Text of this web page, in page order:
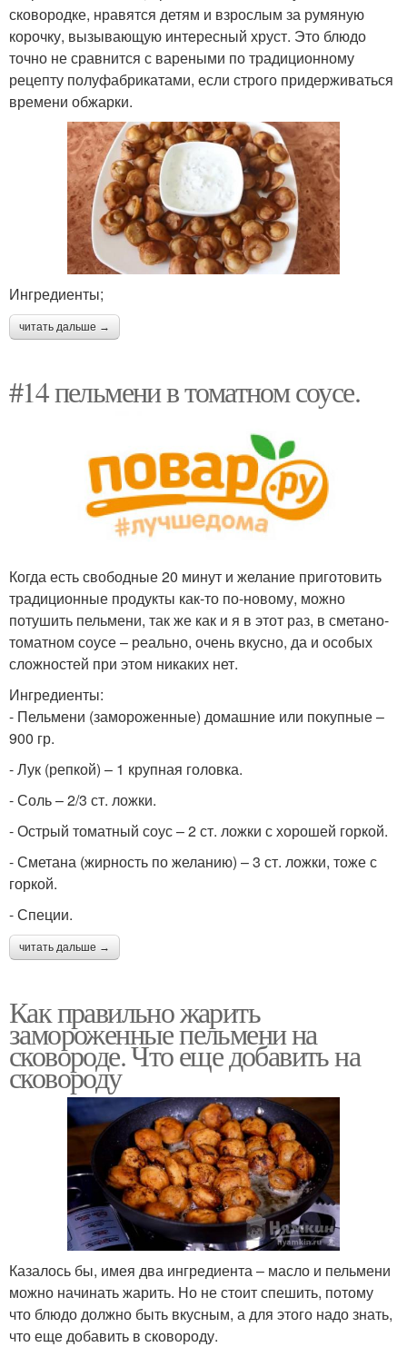
сковородке, нравятся детям и взрослым за румяную
корочку, вызывающую интересный хруст. Это блюдо
точно не сравнится с вареными по традиционному
рецепту полуфабрикатами, если строго придерживаться
времени обжарки.
Ингредиенты;
читать дальше →
#14 пельмени в томатном соусе.
Когда есть свободные 20 минут и желание приготовить
традиционные продукты как-то по-новому, можно
потушить пельмени, так же как и я в этот раз, в сметано-
томатном соусе – реально, очень вкусно, да и особых
сложностей при этом никаких нет.
Ингредиенты:
- Пельмени (замороженные) домашние или покупные –
900 гр.
- Лук (репкой) – 1 крупная головка.
- Соль – 2/3 ст. ложки.
- Острый томатный соус – 2 ст. ложки с хорошей горкой.
- Сметана (жирность по желанию) – 3 ст. ложки, тоже с
горкой.
- Специи.
читать дальше →
Как правильно жарить
замороженные пельмени на
сковороде. Что еще добавить на
сковороду
Казалось бы, имея два ингредиента – масло и пельмени
можно начинать жарить. Но не стоит спешить, потому
что блюдо должно быть вкусным, а для этого надо знать,
что еще добавить в сковороду.